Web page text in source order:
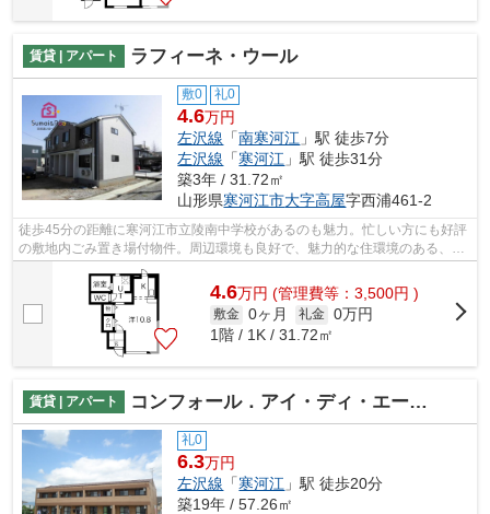
賃貸 | アパート ラフィーネ・ウール
敷0 礼0
4.6万円
左沢線 「南寒河江 」駅 徒歩7分
左沢線 「寒河江 」駅 徒歩31分
築3年 / 31.72㎡
山形県寒河江市大字高屋字西浦461-2
徒歩45分の距離に寒河江市立陵南中学校があるのも魅力。忙しい方にも好評
の敷地内ごみ置き場付物件。周辺環境も良好で、魅力的な住環境のある、
2023年築の物件です。こちらの物件はア...
4.6万円 (管理費等：3,500円 )
敷金 0ヶ月 礼金 0万円
1階 / 1K / 31.72㎡
賃貸 | アパート コンフォール．アイ・ディ・エー（Ⅰ・Ｄ・Ａ）
礼0
6.3万円
左沢線 「寒河江 」駅 徒歩20分
築19年 / 57.26㎡